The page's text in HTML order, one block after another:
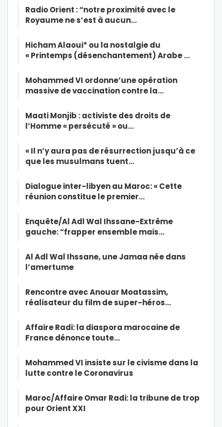
Radio Orient : “notre proximité avec le
Royaume ne s’est à aucun…
Hicham Alaoui* ou la nostalgie du
« Printemps (désenchantement) Arabe …
Mohammed VI ordonne’une opération
massive de vaccination contre la…
Maati Monjib : activiste des droits de
l’Homme « persécuté » ou…
« Il n’y aura pas de résurrection jusqu’à ce
que les musulmans tuent…
Dialogue inter-libyen au Maroc: « Cette
réunion constitue le premier…
Enquête/Al Adl Wal Ihssane-Extrême
gauche: “frapper ensemble mais…
Al Adl Wal Ihssane, une Jamaa née dans
l’amertume
Rencontre avec Anouar Moatassim,
réalisateur du film de super-héros…
Affaire Radi: la diaspora marocaine de
France dénonce toute…
Mohammed VI insiste sur le civisme dans la
lutte contre le Coronavirus
Maroc/Affaire Omar Radi: la tribune de trop
pour Orient XXI